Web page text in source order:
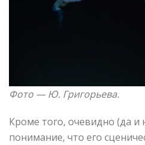
Фото — Ю. Григорьева.
Кроме того, очевидно (да и
понимание, что его